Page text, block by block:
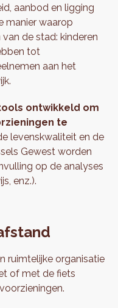
aanbod en ligging
manier waarop
de stad: kinderen
tot
aan het
ontwikkeld om
te
levenskwaliteit en de
Gewest worden
op de analyses
enz.).
ruimtelijke organisatie
of met de fiets